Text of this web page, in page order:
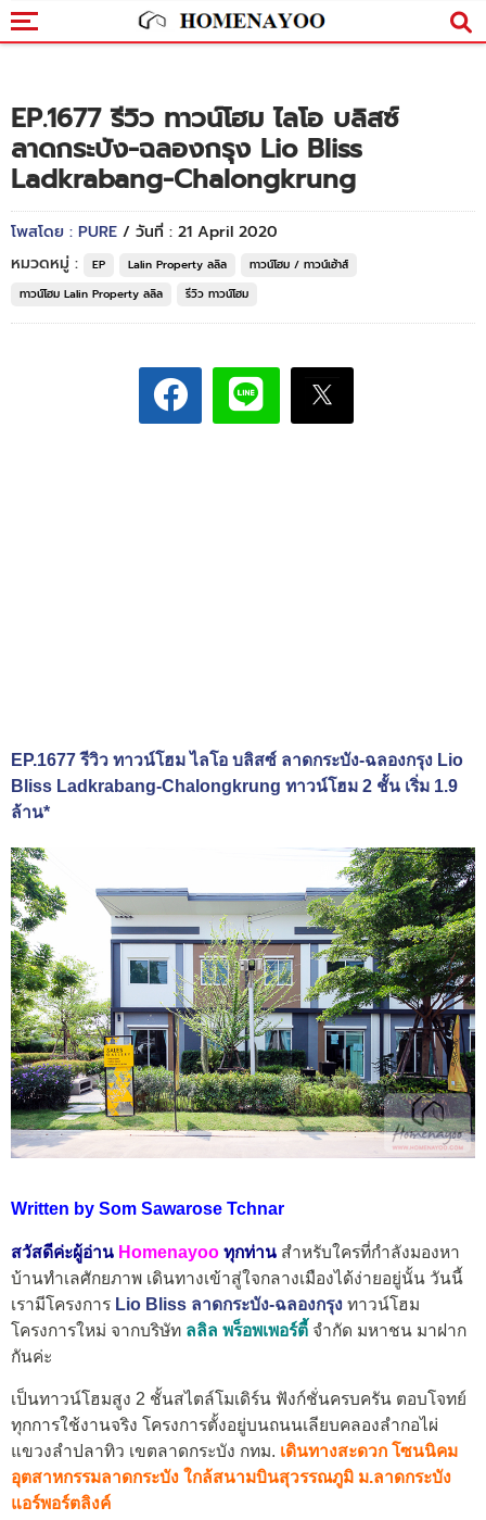
EP.1677 รีวิว ทาวน์โฮม ไลโอ บลิสซ์
ลาดกระบัง-ฉลองกรุง Lio Bliss
Ladkrabang-Chalongkrung
โพสโดย : PURE / วันที่ : 21 April 2020
หมวดหมู่ :
EP Lalin Property ลลิล
ทาวน์โฮม / ทาวน์เฮ้าส์
ทาวน์โฮม Lalin Property ลลิล
รีวิว ทาวน์โฮม
EP.1677 รีวิว ทาวน์โฮม ไลโอ บลิสซ์ ลาดกระบัง-ฉลองกรุง Lio
Bliss Ladkrabang-Chalongkrung ทาวน์โฮม 2 ชั้น เริ่ม 1.9
ล้าน*
Written by Som Sawarose Tchnar
สวัสดีค่ะผู้อ่าน Homenayoo ทุกท่าน สำหรับใครที่กำลังมองหา
บ้านทำเลศักยภาพ เดินทางเข้าสู่ใจกลางเมืองได้ง่ายอยู่นั้น วันนี้
เรามีโครงการ Lio Bliss ลาดกระบัง-ฉลองกรุง ทาวน์โฮม
โครงการใหม่ จากบริษัท ลลิล พร็อพเพอร์ตี้ จำกัด มหาชน มาฝาก
กันค่ะ
เป็นทาวน์โฮมสูง 2 ชั้นสไตล์โมเดิร์น ฟังก์ชั่นครบครัน ตอบโจทย์
ทุกการใช้งานจริง โครงการตั้งอยู่บนถนนเลียบคลองลำกอไผ่
แขวงลำปลาทิว เขตลาดกระบัง กทม. เดินทางสะดวก โซนนิคม
อุตสาหกรรมลาดกระบัง ใกล้สนามบินสุวรรณภูมิ ม.ลาดกระบัง
แอร์พอร์ตลิงค์